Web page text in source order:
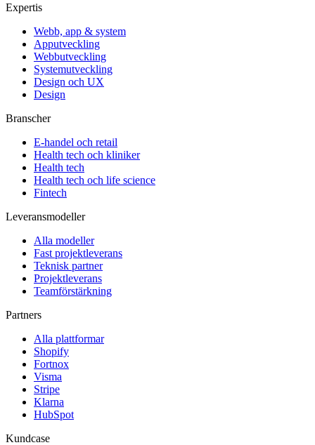
Expertis
Webb, app & system
Apputveckling
Webbutveckling
Systemutveckling
Design och UX
Design
Branscher
E-handel och retail
Health tech och kliniker
Health tech
Health tech och life science
Fintech
Leveransmodeller
Alla modeller
Fast projektleverans
Teknisk partner
Projektleverans
Teamförstärkning
Partners
Alla plattformar
Shopify
Fortnox
Visma
Stripe
Klarna
HubSpot
Kundcase